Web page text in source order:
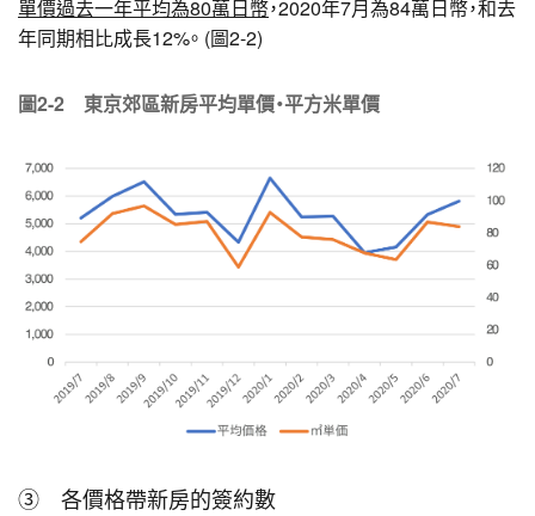
單價過去一年平均為80萬日幣，2020年7月為84萬日幣，和去
年同期相比成長12%。 (圖2-2)
圖2-2 東京郊區新房平均單價・平方米單價
③ 各價格帶新房的簽約數